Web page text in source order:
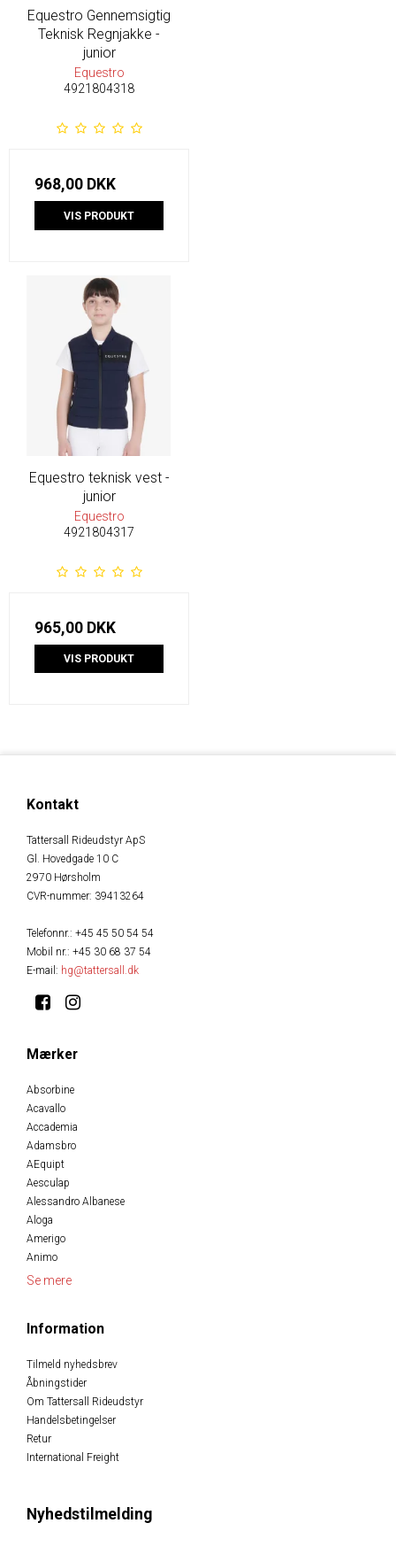
Equestro Gennemsigtig
Teknisk Regnjakke -
junior
Equestro
4921804318
968,00 DKK
VIS PRODUKT
Equestro teknisk vest -
junior
Equestro
4921804317
965,00 DKK
VIS PRODUKT
Kontakt
Tattersall Rideudstyr ApS
Gl. Hovedgade 10 C
2970 Hørsholm
CVR-nummer: 39413264
Telefonnr.: +45 45 50 54 54
Mobil nr.: +45 30 68 37 54
E-mail : hg@tattersall.dk
Mærker
Absorbine
Acavallo
Accademia
Adamsbro
AEquipt
Aesculap
Alessandro Albanese
Aloga
Amerigo
Animo
Se mere
Information
Tilmeld nyhedsbrev
Åbningstider
Om Tattersall Rideudstyr
Handelsbetingelser
Retur
International Freight
Nyhedstilmelding